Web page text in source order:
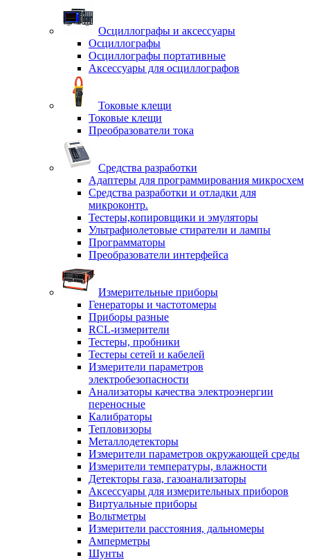
Осциллографы и аксессуары
Осциллографы
Осциллографы портативные
Аксессуары для осциллографов
Токовые клещи
Токовые клещи
Преобразователи тока
Средства разработки
Адаптеры для программирования микросхем
Средства разработки и отладки для
микроконтр.
Тестеры,копировщики и эмуляторы
Ультрафиолетовые стиратели и лампы
Программаторы
Преобразователи интерфейса
Измерительные приборы
Генераторы и частотомеры
Приборы разные
RCL-измерители
Тестеры, пробники
Тестеры сетей и кабелей
Измерители параметров
электробезопасности
Анализаторы качества электроэнергии
переносные
Калибраторы
Тепловизоры
Металлодетекторы
Измерители параметров окружающей среды
Измерители температуры, влажности
Детекторы газа, газоанализаторы
Аксессуары для измерительных приборов
Виртуальные приборы
Вольтметры
Измерители расстояния, дальномеры
Амперметры
Шунты